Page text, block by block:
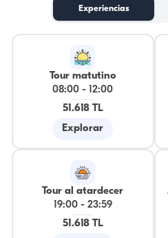
Experiencias
Tour matutino
08:00 -
12:00
51.618 TL
Explorar
Tour al atardecer
19:00- 23:59
51.618 TL